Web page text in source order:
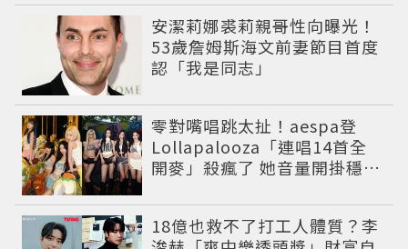
安潔莉娜裘莉親哥性向曝光！
53歲詹姆斯海文前妻節目首度
認「我是同志」
零對嘴唱跳太扯！aespa登
Lollapalooza「連唱14首全
開麥」殺瘋了 她音量開掛穩到
18億也救不了打工人體質？李